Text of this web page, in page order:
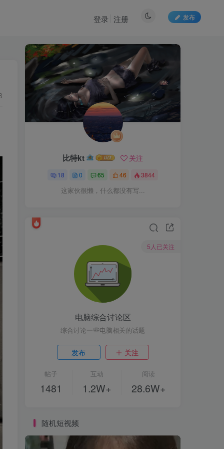
发布
登录 注册
比特kt 关注
18 0 65 46 3844
这家伙很懒，什么都没有写...
5人已关注
电脑综合讨论区
综合讨论一些电脑相关的话题
发布 关注
帖子
1481
互动
1.2W+
阅读
28.6W+
随机短视频